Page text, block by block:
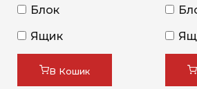
Блок
Ящик
В Кошик